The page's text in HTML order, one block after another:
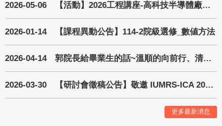
2026-05-06 【活動】2026工程講座-高科技半導體廠務分享座談會
2026-01-14 【課程異動公告】114-2院級選修_數値方法
2026-04-14 郭院長給畢業生的話~溫順的向前行、清醒的做決定—在不確定的未來中找到方向
2026-03-30 【研討會徵稿公告】敬邀 IUMRS-ICA 2026 國際材料研究學會亞洲會議暨中國材料科學學會115年年會
更多最新消息